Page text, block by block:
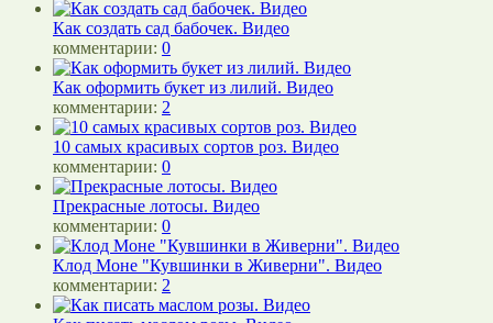
Как создать сад бабочек. Видео
комментарии: 0
Как оформить букет из лилий. Видео
комментарии: 2
10 самых красивых сортов роз. Видео
комментарии: 0
Прекрасные лотосы. Видео
комментарии: 0
Клод Моне "Кувшинки в Живерни". Видео
комментарии: 2